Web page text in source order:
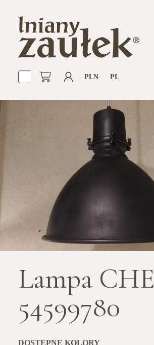
PLN PL
Lampa CHE
54599780
DOSTĘPNE KOLORY